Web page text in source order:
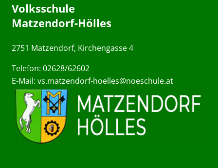
Volksschule
Matzendorf-Hölles
2751 Matzendorf, Kirchengasse 4
Telefon: 02628/62602
E-Mail: vs.matzendorf-hoelles@noeschule.at